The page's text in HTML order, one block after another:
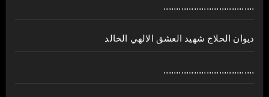
....................................
ديوان الحلاج شهيد العشق الالهي الخالد
....................................